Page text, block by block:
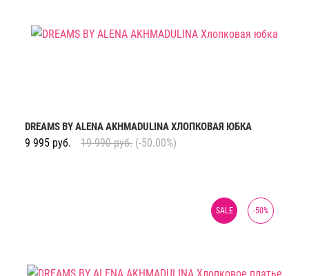
DREAMS BY ALENA AKHMADULINA ХЛОПКОВАЯ ЮБКА
9 995 руб. 19 990 руб. (-50.00%)
-50%
SALE